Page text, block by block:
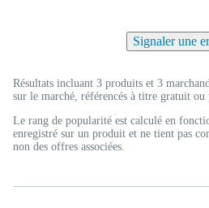
Signaler une
Résultats incluant 3 produits et 3
sur le marché, référencés à titre gratuit ou
Le rang de popularité est calculé en
enregistré sur un produit et ne tient pas
non des offres associées.